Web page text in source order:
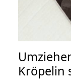
Kröpelin